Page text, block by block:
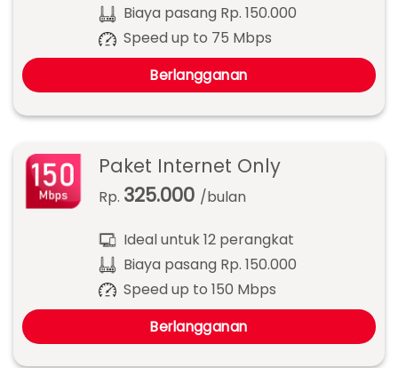
Biaya pasang Rp. 150.000
Speed up to 75 Mbps
Berlangganan
Paket Internet Only
Rp. 325.000 /bulan
Ideal untuk 12 perangkat
Biaya pasang Rp. 150.000
Speed up to 150 Mbps
Berlangganan